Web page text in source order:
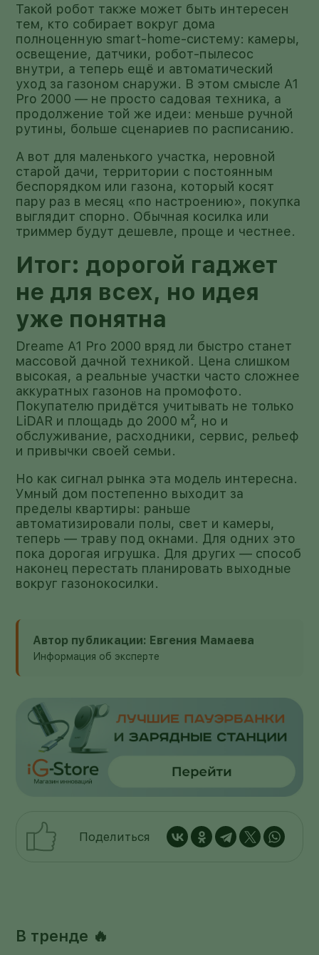
Такой робот также может быть интересен
тем, кто собирает вокруг дома
полноценную smart-home-систему: камеры,
освещение, датчики, робот-пылесос
внутри, а теперь ещё и автоматический
уход за газоном снаружи. В этом смысле A1
Pro 2000 — не просто садовая техника, а
продолжение той же идеи: меньше ручной
рутины, больше сценариев по расписанию.
А вот для маленького участка, неровной
старой дачи, территории с постоянным
беспорядком или газона, который косят
пару раз в месяц «по настроению», покупка
выглядит спорно. Обычная косилка или
триммер будут дешевле, проще и честнее.
Итог: дорогой гаджет
не для всех, но идея
уже понятна
Dreame A1 Pro 2000 вряд ли быстро станет
массовой дачной техникой. Цена слишком
высокая, а реальные участки часто сложнее
аккуратных газонов на промофото.
Покупателю придётся учитывать не только
LiDAR и площадь до 2000 м², но и
обслуживание, расходники, сервис, рельеф
и привычки своей семьи.
Но как сигнал рынка эта модель интересна.
Умный дом постепенно выходит за
пределы квартиры: раньше
автоматизировали полы, свет и камеры,
теперь — траву под окнами. Для одних это
пока дорогая игрушка. Для других — способ
наконец перестать планировать выходные
вокруг газонокосилки.
Автор публикации: Евгения Мамаева
Информация об эксперте
Поделиться
В тренде 🔥